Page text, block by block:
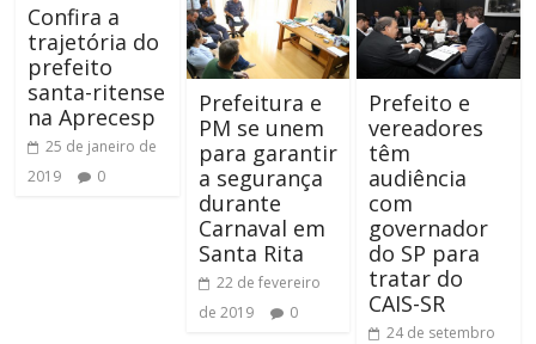
Confira a
trajetória do
prefeito
santa-ritense
na Aprecesp
25 de janeiro de
2019
0
Prefeitura e
PM se unem
para garantir
a segurança
durante
Carnaval em
Santa Rita
22 de fevereiro
de 2019
0
Prefeito e
vereadores
têm
audiência
com
governador
do SP para
tratar do
CAIS-SR
24 de setembro